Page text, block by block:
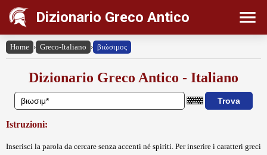
Dizionario Greco Antico
Home › Greco-Italiano › βιώσιμος
Dizionario Greco Antico - Italiano
Istruzioni:
Inserisci la parola da cercare senza accenti né spiriti. Per inserire i caratteri greci